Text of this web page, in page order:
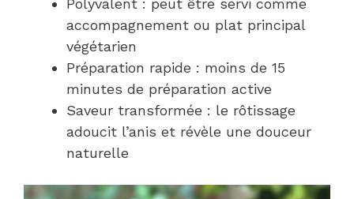
Polyvalent : peut être servi comme
accompagnement ou plat principal
végétarien
Préparation rapide : moins de 15
minutes de préparation active
Saveur transformée : le rôtissage
adoucit l’anis et révèle une douceur
naturelle